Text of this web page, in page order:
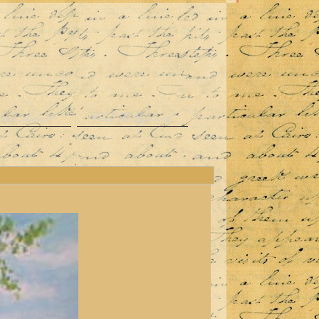
Ajánló Club Hollywood